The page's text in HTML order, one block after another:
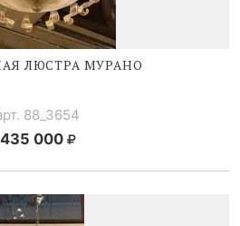
ЛЮСТРА МУРАНО
88_3654
435 000